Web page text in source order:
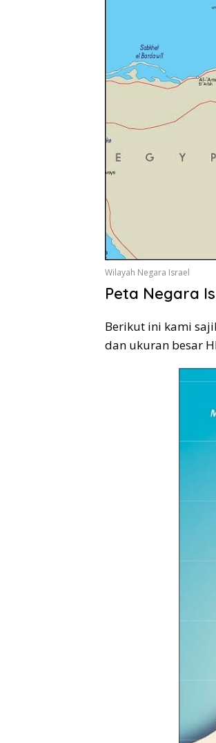
Wilayah Negara Israel
Peta Negara
Berikut ini kami
dan ukuran besar